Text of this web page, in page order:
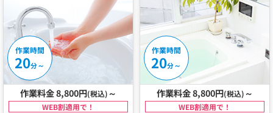
作業時間
20分～
作業料金 8,800円(税込) ～
WEB割適用で！
作業時間
20分～
作業料金 8,800円(税込) ～
WEB割適用で！